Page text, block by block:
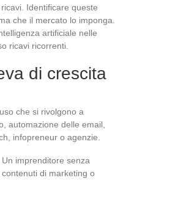
Identificare queste
che il mercato lo imponga.
artificiale nelle
ricavi ricorrenti.
di crescita
che si rivolgono a
automazione delle email,
infopreneur o agenzie.
. Un imprenditore senza
di marketing o